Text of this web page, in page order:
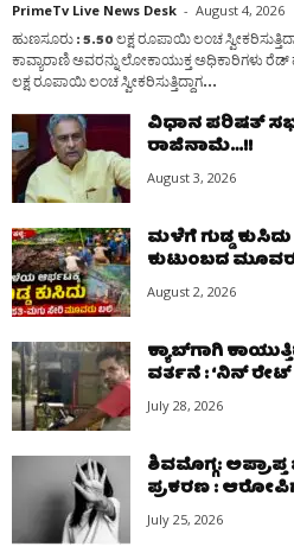
PrimeTv Live News Desk - August 4, 2026
ಹುಣಸೂರು : 5.50 ಲಕ್ಷ ರೂಪಾಯಿ ಲಂಚ
ಕಾವ್ಯಾರಾಣಿ ಅವರನ್ನು ಲೋಕಾಯುಕ್ತ ಅಧಿಕಾರಿಗಳು
ಲಕ್ಷ ರೂಪಾಯಿ ಲಂಚ ಸ್ವೀಕರಿಸುತ್ತಿದ್ದಾಗ...
ವಿಧಾನ ಪರಿಷತ್‌
ರಾಜಿನಾಮೆ…!!
August 3, 2026
ಮಳೆಗೆ ಗುಡ್ಡ
ಕುಟುಂಬದ
August 2, 2026
ಕ್ಯಾಬ್‌ಗಾಗಿ
ವರ್ತನೆ : ‘ನಿನ್ ರೇಟ್
July 28, 2026
ಶಿವಮೊಗ್ಗ:
ಪ್ರಕರಣ :
July 25, 2026